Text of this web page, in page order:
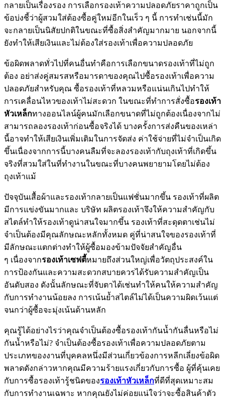
กลายเป็นเรื่องรอง การเลือกรองเท้าความปลอดภัยราคาถูกเป็น
ข้อบ่งชี้ว่าผู้สวมใส่ต้องซื้อคู่ใหม่อีกในเร็ว ๆ นี้ การทำเช่นนี้มัก
จะกลายเป็นนิสัยปกติในขณะที่ซื้อสิ่งสำคัญมากมาย นอกจากนี้
ยังทำให้เสียเงินและไม่ต้องใส่รองเท้าเพื่อความปลอดภัย
ข้อผิดพลาดทั่วไปที่คนอื่นทำคือการเลือกขนาดรองเท้าที่ไม่ถูก
ต้อง อย่าส่งคู่สมรสหรือมารดาของคุณไปซื้อรองเท้าเพื่อความ
ปลอดภัยสำหรับคุณ ซื้อรองเท้าที่หลวมหรือแน่นเกินไปทำให้
การเคลื่อนไหวของเท้าไม่สะดวก ในขณะที่ทำการสั่งซื้อรองเท้า
หัวเหล็กทางออนไลน์ผู้คนมักเลือกขนาดที่ไม่ถูกต้องเนื่องจากไม่
สามารถลองรองเท้าก่อนซื้อจริงได้ บางครั้งการส่งคืนของเหล่า
นี้อาจทำให้เสียเงินเพิ่มเติมในการจัดส่ง ค่าใช้จ่ายที่ไม่จำเป็นเกิด
ขึ้นเนื่องจากการนี้บางคนลืมที่จะลองรองเท้ากับถุงเท้าที่เกิดขึ้น
จริงที่สวมใส่ในที่ทำงานในขณะที่บางคนพยายามโดยไม่ต้อง
ถุงเท้าแม้
ปัจจุบันเสื้อผ้าและรองเท้ากลายเป็นแฟชั่นมากขึ้น รองเท้าที่ผลิต
มีการแข่งขันมากและ บริษัท ผลิตรองเท้าจึงให้ความสำคัญกับ
สไตล์ทำให้รองเท้าดูน่าสนใจมากขึ้น รองเท้าที่สะดุดตาเช่นไม่
จำเป็นต้องมีคุณลักษณะหลักทั้งหมด คู่ที่น่าสนใจของรองเท้าที่
มีลักษณะแตกต่างทำให้ผู้ซื้อมองข้ามปัจจัยสำคัญอื่น
ๆ เนื่องจากรองเท้าเซฟตี้หมายถึงส่วนใหญ่เพื่อวัตถุประสงค์ใน
การป้องกันและความสะดวกสบายควรได้รับความสำคัญเป็น
อันดับสอง ดังนั้นลักษณะที่จับตาได้เช่นทำให้คนให้ความสำคัญ
กับการทำงานน้อยลง การเน้นย้ำสไตล์ไม่ได้เป็นความผิดเว้นแต่
จนกว่าผู้ซื้อจะมุ่งเน้นด้านหลัก
คุณรู้ได้อย่างไรว่าคุณจำเป็นต้องซื้อรองเท้ากันน้ำกันลื่นหรือไม่
กันน้ำหรือไม่? จำเป็นต้องซื้อรองเท้าเพื่อความปลอดภัยตาม
ประเภทของงานที่บุคคลหนึ่งมีส่วนเกี่ยวข้องการหลีกเลี่ยงข้อผิด
พลาดดังกล่าวหากคุณมีความร้ายแรงเกี่ยวกับการซื้อ ผู้ที่คุ้นเคย
กับการซื้อรองเท้ารู้ชนิดของรองเท้าหัวเหล็กที่ดีที่สุดเหมาะสม
กับการทำงานเฉพาะ หากคุณยังไม่ค่อยแน่ใจว่าจะซื้อสินค้าตัว